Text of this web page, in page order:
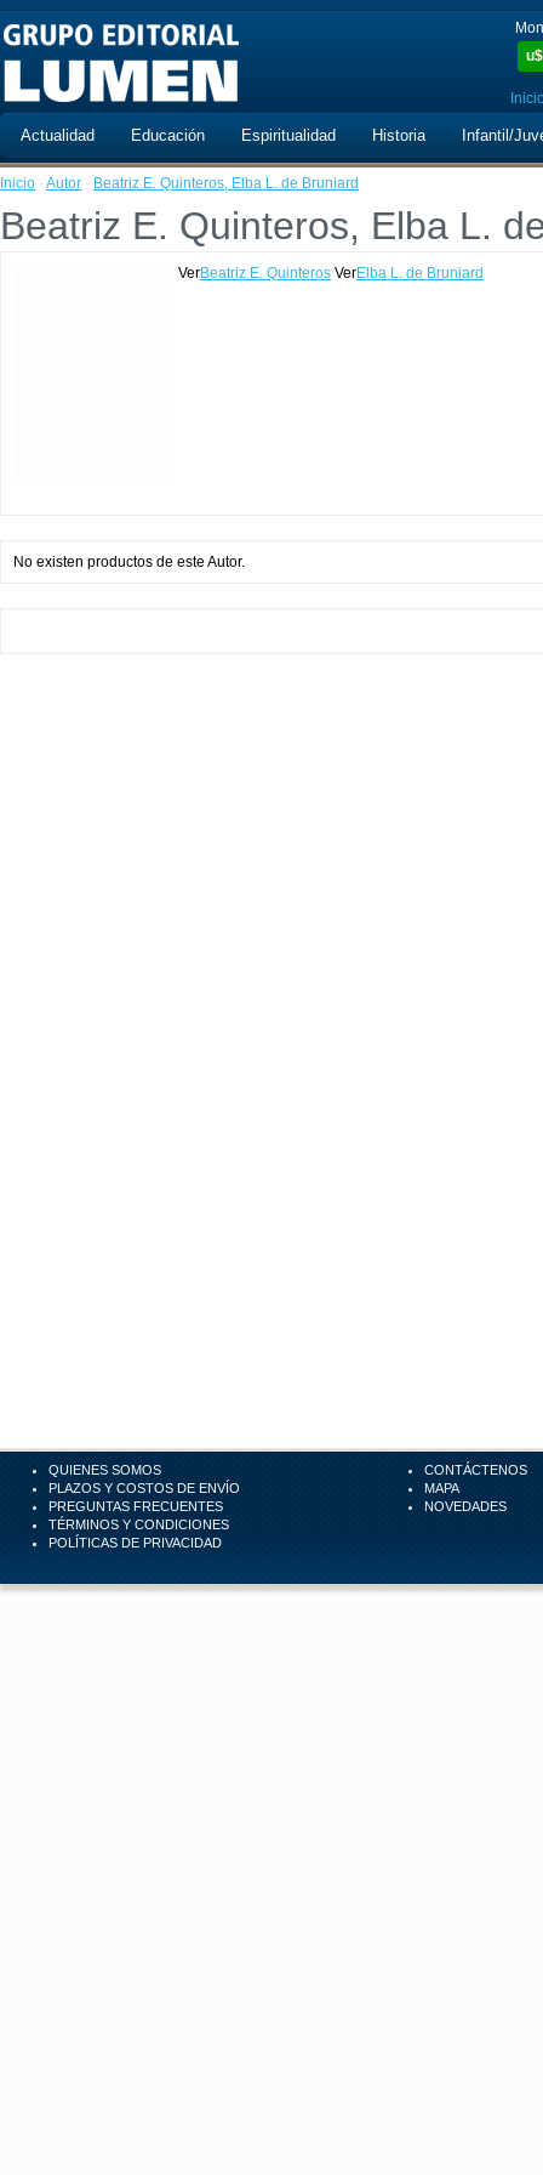
u$
Actualidad Educación Espiritualidad Historia Infantil/
Inicio · Autor · Beatriz E. Quinteros, Elba L. de Bruniard
Beatriz E. Quinteros, Elba L.
VerBeatriz E. Quinteros VerElba L. de Bruniard
No existen productos de este Autor.
QUIENES SOMOS
PLAZOS Y COSTOS DE ENVÍO
PREGUNTAS FRECUENTES
TÉRMINOS Y CONDICIONES
POLÍTICAS DE PRIVACIDAD
CONTÁCTENOS
MAPA
NOVEDADES